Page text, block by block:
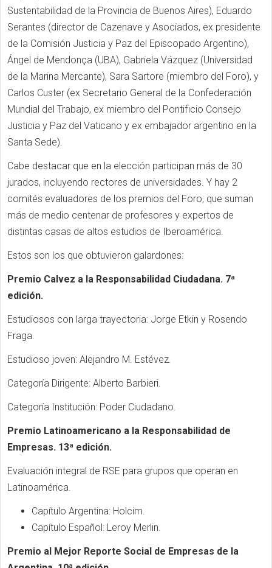
Sustentabilidad de la Provincia de Buenos Aires), Eduardo
Serantes (director de Cazenave y Asociados, ex presidente
de la Comisión Justicia y Paz del Episcopado Argentino),
Ángel de Mendonça (UBA), Gabriela Vázquez (Universidad
de la Marina Mercante), Sara Sartore (miembro del Foro), y
Carlos Custer (ex Secretario General de la Confederación
Mundial del Trabajo, ex miembro del Pontificio Consejo
Justicia y Paz del Vaticano y ex embajador argentino en la
Santa Sede).
Cabe destacar que en la elección participan más de 30
jurados, incluyendo rectores de universidades. Y hay 2
comités evaluadores de los premios del Foro, que suman
más de medio centenar de profesores y expertos de
distintas casas de altos estudios de Iberoamérica.
Estos son los que obtuvieron galardones:
Premio Calvez a la Responsabilidad Ciudadana. 7ª
edición.
Estudiosos con larga trayectoria: Jorge Etkin y Rosendo
Fraga.
Estudioso joven: Alejandro M. Estévez.
Categoría Dirigente: Alberto Barbieri.
Categoría Institución: Poder Ciudadano.
Premio Latinoamericano a la Responsabilidad de
Empresas. 13ª edición.
Evaluación integral de RSE para grupos que operan en
Latinoamérica.
Capítulo Argentina: Holcim.
Capítulo Español: Leroy Merlin.
Premio al Mejor Reporte Social de Empresas de la